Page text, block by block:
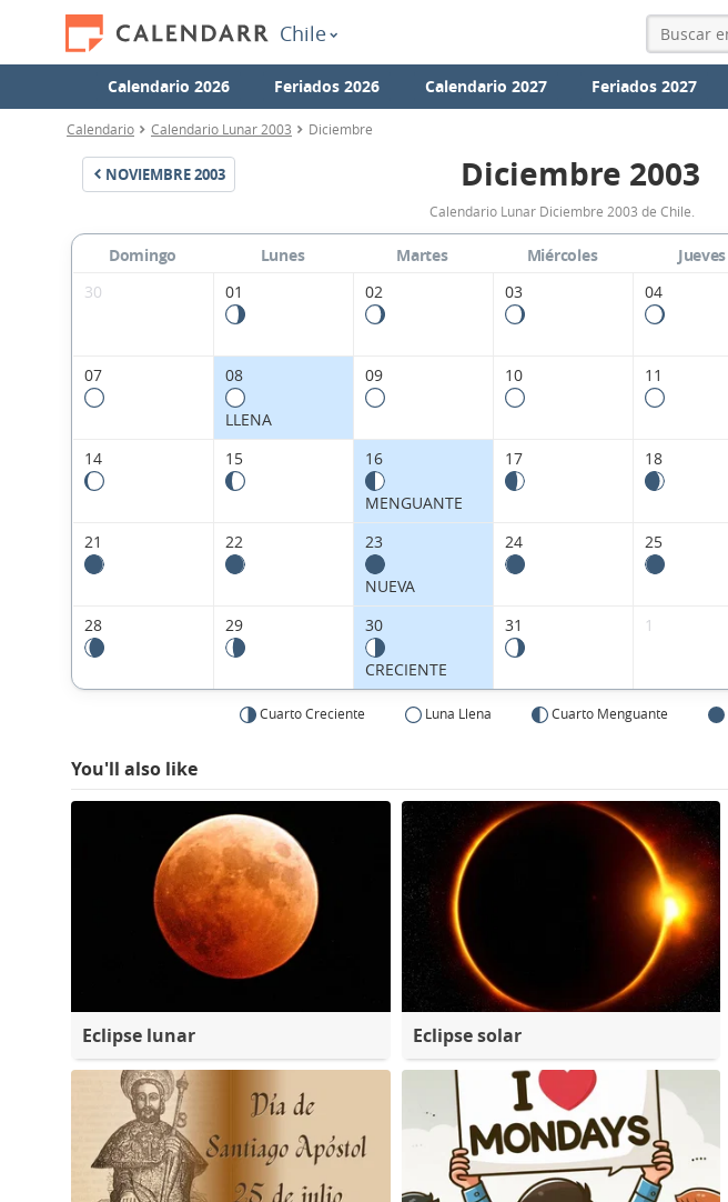
Chile
Calendario 2026 Feriados 2026 Calendario 2027 Feriados 2027
Calendario Calendario Lunar 2003 Diciembre
NOVIEMBRE2003
Calendario
Lunar
Diciembre
2003
Chile.
Diciembre 2003
Calendario Lunar Diciembre 2003 de Chile.
Domingo Lunes Martes Miércoles Jueves
30
01 02 03 04
07 08
LLENA
09 10 11
14 15 16
MENGUANTE
17 18
21 22 23
NUEVA
24 25
28 29 30
CRECIENTE
31 1
Cuarto Creciente Luna Llena Cuarto Menguante
You'll also like
Eclipse lunar Eclipse solar